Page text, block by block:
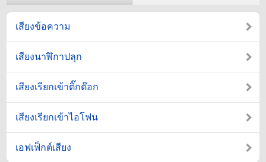
เสียงข้อความ
เสียงนาฬิกาปลุก
เสียงเรียกเข้าติ๊กต๊อก
เสียงเรียกเข้าไอโฟน
เอฟเฟ็กต์เสียง